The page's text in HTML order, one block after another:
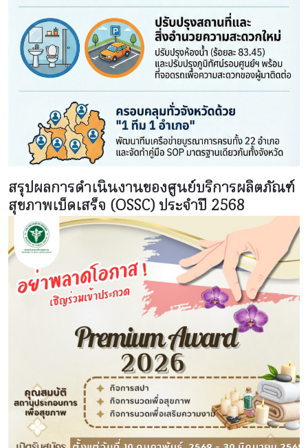
สรุปผลการดำเนินงานของศูนย์บริการผลิตภัณฑ์
สุขภาพเบ็ดเสร็จ (OSSC) ประจำปี 2568